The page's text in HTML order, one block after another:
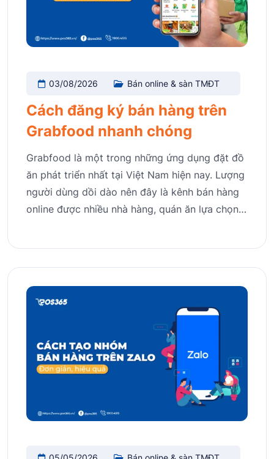
03/08/2026 Bán online & sàn TMĐT
Cách đăng ký bán hàng trên
Grabfood nhanh chóng
Grabfood là một trong những ứng dụng đặt đồ
ăn phát triển nhất tại Việt Nam hiện nay. Lượng
người dùng dồi dào nên đây là kênh bán hàng
online được nhiều nhà hàng, quán ăn lựa chọn…